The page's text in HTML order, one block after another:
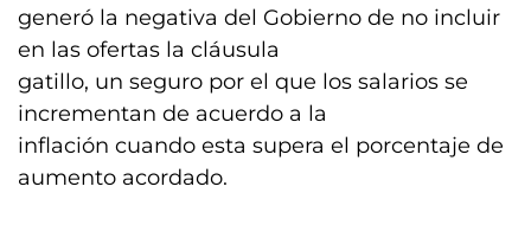
generó la negativa del Gobierno de no incluir
en las ofertas la cláusula
gatillo, un seguro por el que los salarios se
incrementan de acuerdo a la
inflación cuando esta supera el porcentaje de
aumento acordado.